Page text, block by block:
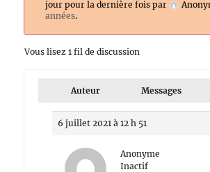
jour pour la dernière fois par
années.
Vous lisez 1 fil de discussion
Auteur Messages
6 juillet 2021 à 12 h 51
Anonyme
Inactif